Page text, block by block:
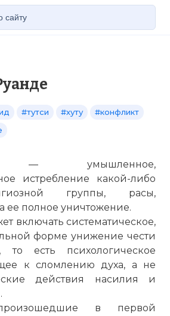
#тутси #хуту
#конфликт
— умышленное,
истребление какой-либо
группы, расы,
ее полное уничтожение.
включать систематическое,
форме унижение чести
то есть психологическое
к сломлению духа, а не
действия насилия и
в первой